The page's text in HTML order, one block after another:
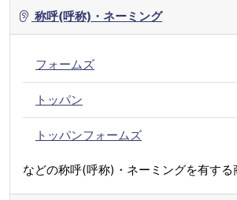
称呼(呼称)・ネーミング
フォームズ
トッパン
トッパンフォームズ
などの称呼(呼称)・ネーミングを有する